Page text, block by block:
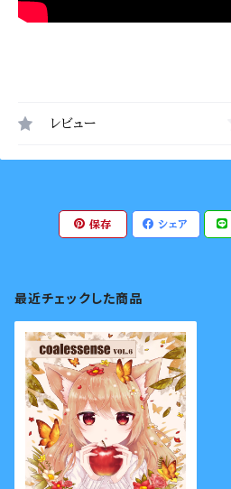
レビュー
保存 シェア
最近チェックした商品